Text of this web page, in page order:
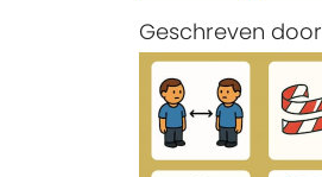
Geschreven door